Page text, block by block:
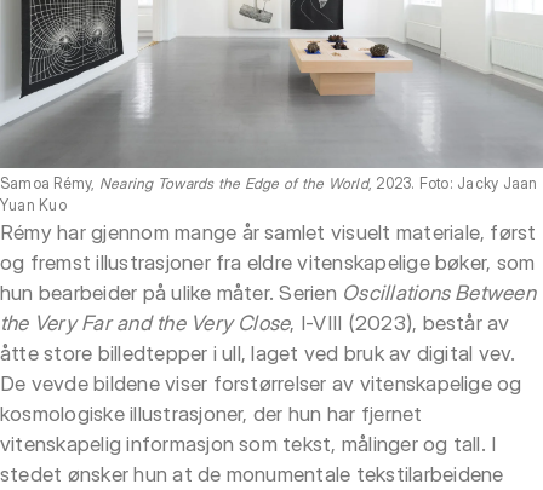
Samoa Rémy, Nearing Towards the Edge of the World, 2023. Foto: Jacky Jaan
Yuan Kuo
Rémy har gjennom mange år samlet visuelt materiale, først
og fremst illustrasjoner fra eldre vitenskapelige bøker, som
hun bearbeider på ulike måter. Serien Oscillations Between
the Very Far and the Very Close, I-VIII (2023), består av
åtte store billedtepper i ull, laget ved bruk av digital vev.
De vevde bildene viser forstørrelser av vitenskapelige og
kosmologiske illustrasjoner, der hun har fjernet
vitenskapelig informasjon som tekst, målinger og tall. I
stedet ønsker hun at de monumentale tekstilarbeidene